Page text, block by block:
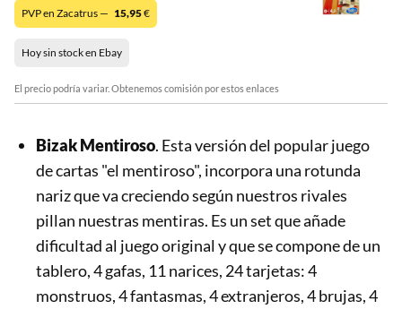
PVP en Zacatrus — 15,95€
Hoy sin stock en Ebay
El precio podría variar. Obtenemos comisión por estos enlaces
Bizak Mentiroso. Esta versión del popular juego
de cartas "el mentiroso", incorpora una rotunda
nariz que va creciendo según nuestros rivales
pillan nuestras mentiras. Es un set que añade
dificultad al juego original y que se compone de un
tablero, 4 gafas, 11 narices, 24 tarjetas: 4
monstruos, 4 fantasmas, 4 extranjeros, 4 brujas, 4